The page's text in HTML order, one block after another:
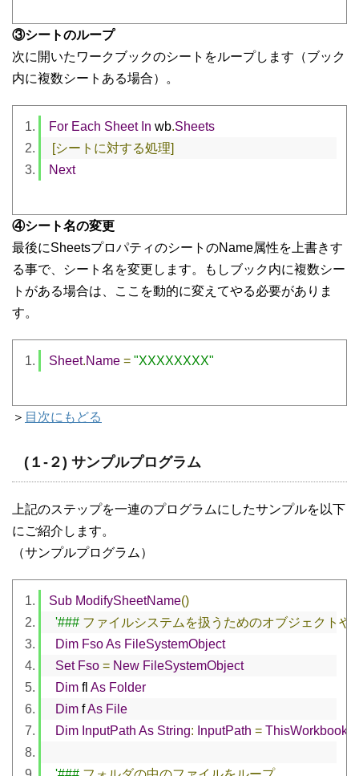
③シートのループ
次に開いたワークブックのシートをループします（ブック
内に複数シートある場合）。
For Each Sheet In wb.Sheets
[シートに対する処理]
Next
④シート名の変更
最後にSheetsプロパティのシートのName属性を上書きす
る事で、シート名を変更します。もしブック内に複数シー
トがある場合は、ここを動的に変えてやる必要がありま
す。
Sheet.Name = "XXXXXXXX"
＞ 目次にもどる
(１-２) サンプルプログラム
上記のステップを一連のプログラムにしたサンプルを以下
にご紹介します。
（サンプルプログラム）
Sub ModifySheetName()
'### ファイルシステムを扱うためのオブジェクトや
Dim FsoAs FileSystemObject
Set Fso = New FileSystemObject
Dim fl As Folder
Dim f As File
Dim InputPath As String: InputPath = ThisWorkbook